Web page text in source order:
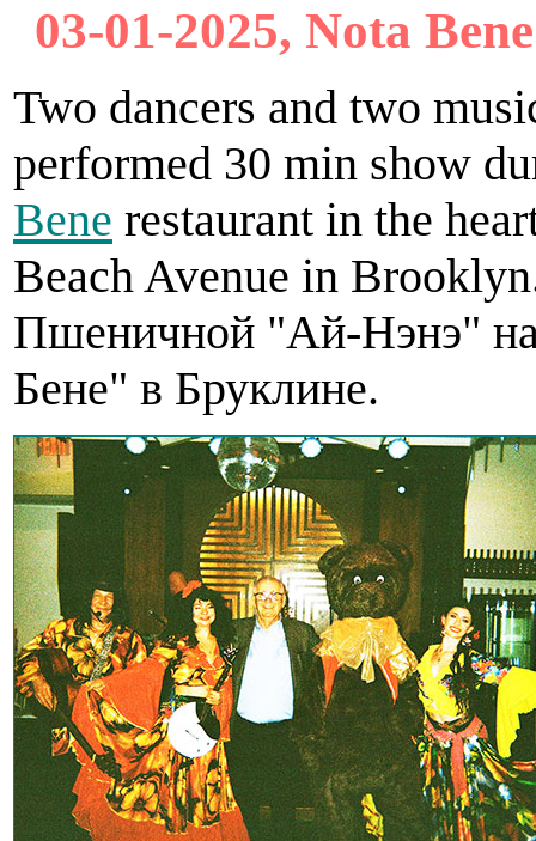
03-01-2025, Nota
Two dancers and two
performed 30 min show
Bene restaurant in the
Beach Avenue in
Пшеничной "Ай-Нэнэ" на
Бене" в Бруклине.